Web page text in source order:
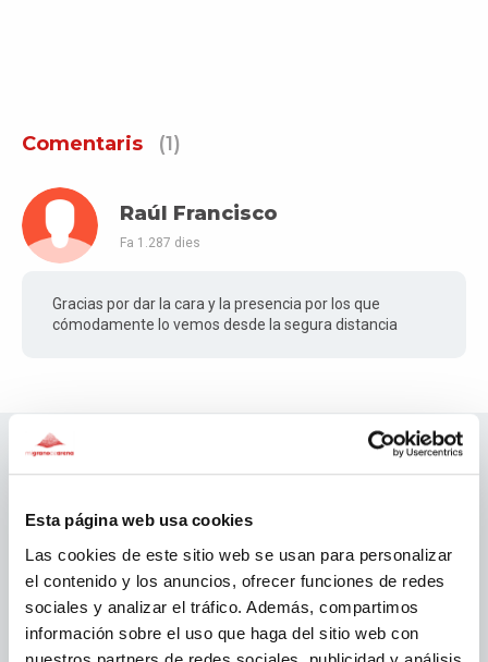
Esta página web usa cookies
Las cookies de este sitio web se usan para personalizar
el contenido y los anuncios, ofrecer funciones de redes
sociales y analizar el tráfico. Además, compartimos
información sobre el uso que haga del sitio web con
Comentaris (1)
Raúl Francisco
Fa 1.287 dies
Gracias por dar la cara y la presencia por los que
cómodamente lo vemos desde la segura distancia